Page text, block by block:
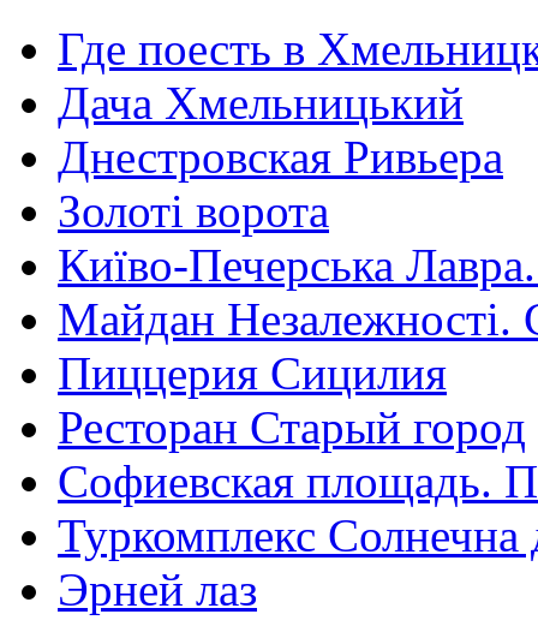
Где поесть в
Дача Хмельницький
Днестровская Ривьера
Золоті ворота
Київо-Печерська
Майдан Незалежності.
Пиццерия Сицилия
Ресторан Старый город
Софиевская площадь.
Туркомплекс Солнечна
Эрней лаз